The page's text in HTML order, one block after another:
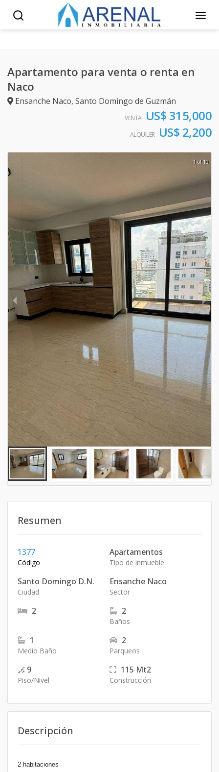
Apartamento para venta o renta en
Naco
Ensanche Naco, Santo Domingo de Guzmán
VENTA US$ 315,000
ALQUILER US$ 2,200
1 of 10
Resumen
1377
Código
Apartamentos
Tipo de inmueble
Santo Domingo D.N.
Ciudad
Ensanche Naco
Sector
2 2
Baños
1
Medio Baño
2
Parqueos
9
Piso/Nivel
115 Mt2
Construcción
Descripción
2 habitaciones